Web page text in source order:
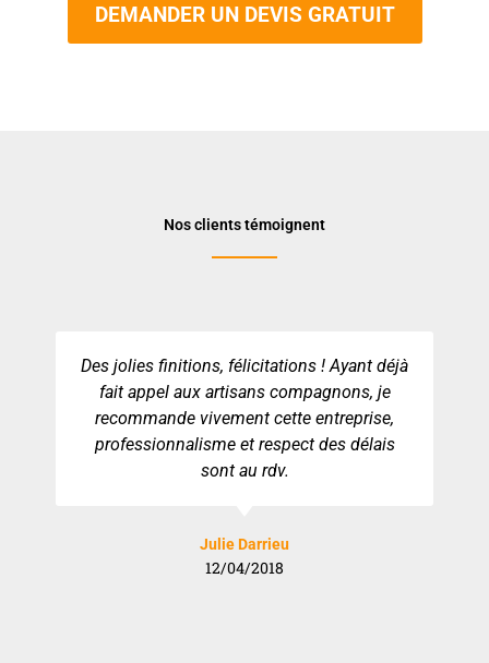
DEMANDER UN DEVIS GRATUIT
Nos clients témoignent
Des jolies finitions, félicitations ! Ayant déjà
fait appel aux artisans compagnons, je
recommande vivement cette entreprise,
professionnalisme et respect des délais
sont au rdv.
Julie Darrieu
12/04/2018